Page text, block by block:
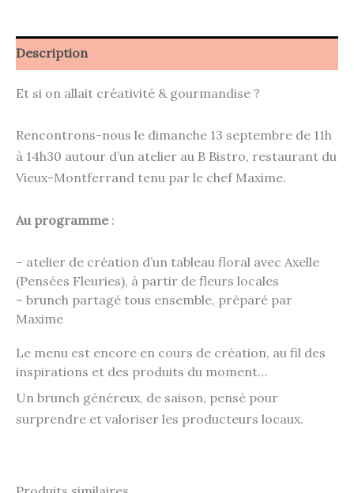
Description
Et si on allait créativité & gourmandise ?
Rencontrons-nous le dimanche 13 septembre de 11h
à 14h30 autour d’un atelier au B Bistro, restaurant du
Vieux-Montferrand tenu par le chef Maxime.
Au programme:
– atelier de création d’un tableau floral avec Axelle
(Pensées Fleuries), à partir de fleurs locales
– brunch partagé tous ensemble, préparé par
Maxime
Le menu est encore en cours de création, au fil des
inspirations et des produits du moment…
Un brunch généreux, de saison, pensé pour
surprendre et valoriser les producteurs locaux.